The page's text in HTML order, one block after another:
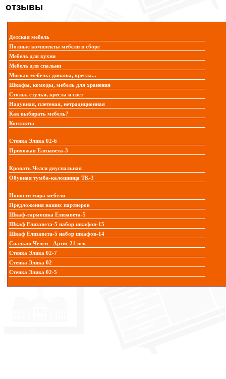
отзывы
Детская мебель
Полные комплекты мебели в сборе
Мебель для кухни
Мебель для спальни
Мягкая мебель: диваны, кресла...
Шкафы, комоды, мебель для хранения
Столы, стулья, кресла и свет
Надувная, плетеная, нетрадиционная
Как выбирать мебель?
Контакты
Стенка Элика 02-6
Прихожая Елизавета-3
Кровать Челси двуспальная
Обувная тумба-калошница ТК-3
Новости мира мебели
Предложения наших партнеров
Шкаф-гармошка Елизавета-5
Шкаф Елизавета-5 набор шкафов-15
Шкаф Елизавета-5 набор шкафов-14
Спальня Челси - Артис 21 век
Стенка Элика 02-7
Стенка Элика 02
Стенка Элика 02-5